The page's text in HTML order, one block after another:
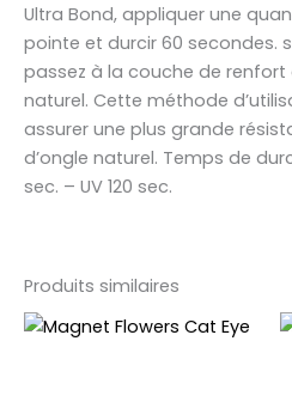
Ultra Bond, appliquer une
pointe et durcir 60 secondes.
passez à la couche de renfort
naturel. Cette méthode
assurer une plus grande
d’ongle naturel. Temps de
sec. – UV 120 sec.
Produits similaires